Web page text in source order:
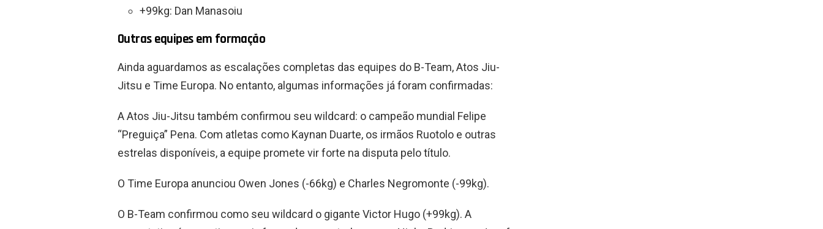
+99kg: Dan Manasoiu
Outras equipes em formação
Ainda aguardamos as escalações completas das equipes do B-Team, Atos Jiu-
Jitsu e Time Europa. No entanto, algumas informações já foram confirmadas:
A Atos Jiu-Jitsu também confirmou seu wildcard: o campeão mundial Felipe
“Preguiça” Pena. Com atletas como Kaynan Duarte, os irmãos Ruotolo e outras
estrelas disponíveis, a equipe promete vir forte na disputa pelo título.
O Time Europa anunciou Owen Jones (-66kg) e Charles Negromonte (-99kg).
O B-Team confirmou como seu wildcard o gigante Victor Hugo (+99kg). A